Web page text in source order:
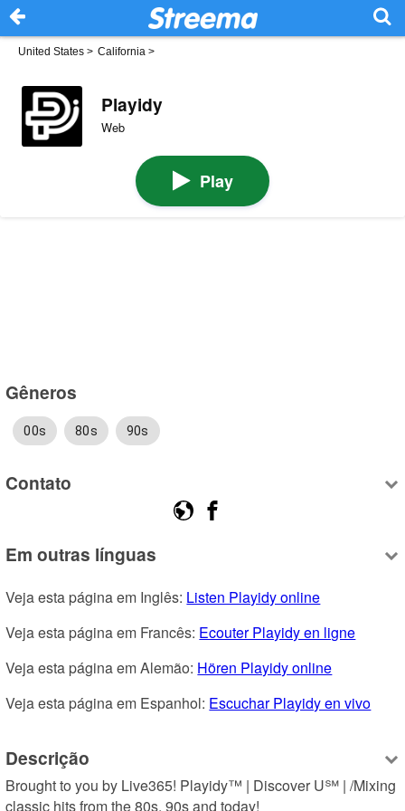
United States > California >
Playidy
Web
Play
Gêneros
00s 80s 90s
Contato
Em outras línguas
Veja esta página em Inglês: Listen Playidy online
Veja esta página em Francês: Ecouter Playidy en ligne
Veja esta página em Alemão: Hören Playidy online
Veja esta página em Espanhol: Escuchar Playidy en vivo
Descrição
Brought to you by Live365! Playidy™ | Discover U℠ | /Mixing
classic hits from the 80s, 90s and today!